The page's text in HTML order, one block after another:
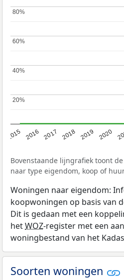
2015 2016 2017 2018 2019 2020
20%
20%
40%
40%
60%
60%
80%
80%
Bovenstaande lijngrafiek toont
naar type eigendom, koop of
Woningen naar eigendom:
koopwoningen op basis van
Dit is gedaan met een
hetWOZ-register met een
woningbestand van het
Soorten woningen